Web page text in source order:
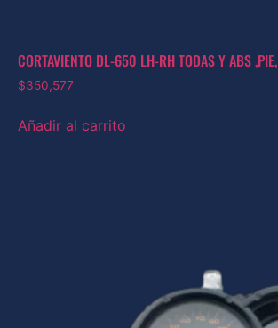
CORTAVIENTO DL-650 LH-RH TODAS Y ABS ,PIE,
$350,577
Añadir al carrito